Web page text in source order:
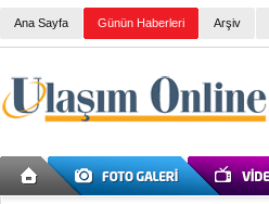
Ana Sayfa Günün Haberleri Arşiv